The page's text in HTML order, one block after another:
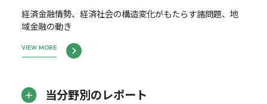
経済金融情勢、経済社会の構造変化がもたらす諸問題、地
域金融の動き
VIEW MORE
当分野別のレポート